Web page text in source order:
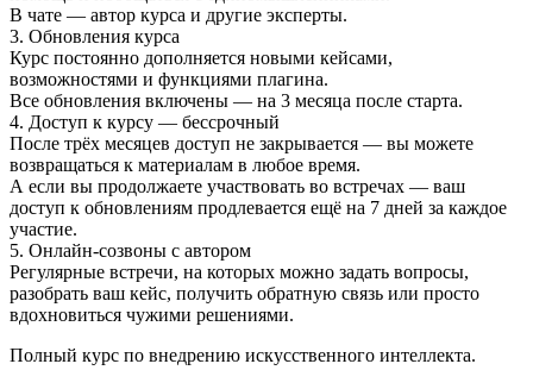
В чате — автор курса и другие эксперты.
3. Обновления курса
Курс постоянно дополняется новыми кейсами,
возможностями и функциями плагина.
Все обновления включены — на 3 месяца после старта.
4. Доступ к курсу — бессрочный
После трёх месяцев доступ не закрывается — вы можете
возвращаться к материалам в любое время.
А если вы продолжаете участвовать во встречах — ваш
доступ к обновлениям продлевается ещё на 7 дней за каждое
участие.
5. Онлайн-созвоны с автором
Регулярные встречи, на которых можно задать вопросы,
разобрать ваш кейс, получить обратную связь или просто
вдохновиться чужими решениями.
Полный курс по внедрению искусственного интеллекта.